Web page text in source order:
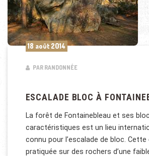
18 août 2014
PAR RANDONNÉE
ESCALADE BLOC À
La forêt de Fontainebleau et ses
caractéristiques est un lieu
connu pour l’escalade de bloc.
pratiquée sur des rochers d’une